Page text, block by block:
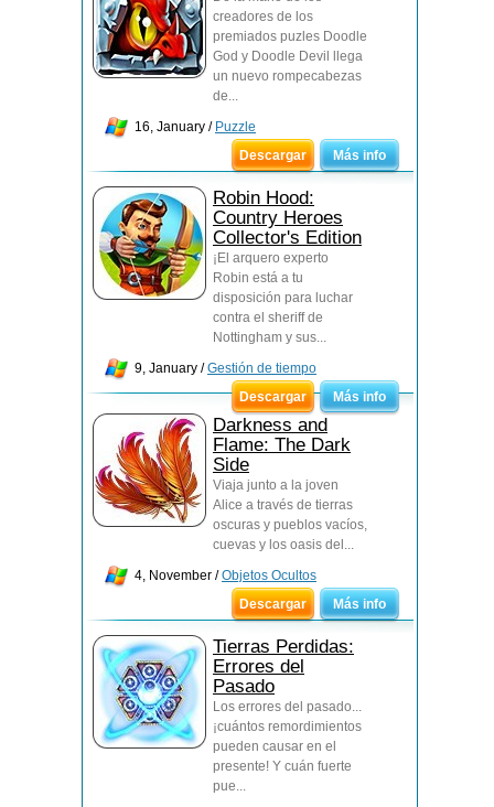
creadores de los
premiados puzles Doodle
God y Doodle Devil llega
un nuevo rompecabezas
de...
16, January / Puzzle
Descargar
Más info
Robin Hood:
Country Heroes
Collector's Edition
¡El arquero experto
Robin está a tu
disposición para luchar
contra el sheriff de
Nottingham y sus...
9, January /Gestión de tiempo
Descargar
Más info
Darkness and
Flame: The Dark
Side
Viaja junto a la joven
Alice a través de tierras
oscuras y pueblos vacíos,
cuevas y los oasis del...
4, November /Objetos Ocultos
Descargar
Más info
Tierras Perdidas:
Errores del
Pasado
Los errores del pasado...
¡cuántos remordimientos
pueden causar en el
presente! Y cuán fuerte
pue...